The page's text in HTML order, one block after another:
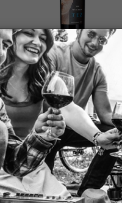
Peñalolen Tez Ensamblaje Tinto
Socio: $179.100
Normal: $199.000
Stock: 3